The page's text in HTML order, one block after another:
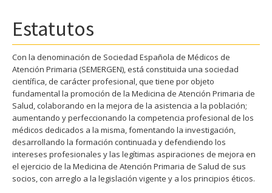
Estatutos
Con la denominación de Sociedad Española de Médicos de
Atención Primaria (SEMERGEN), está constituida una sociedad
científica, de carácter profesional, que tiene por objeto
fundamental la promoción de la Medicina de Atención Primaria de
Salud, colaborando en la mejora de la asistencia a la población;
aumentando y perfeccionando la competencia profesional de los
médicos dedicados a la misma, fomentando la investigación,
desarrollando la formación continuada y defendiendo los
intereses profesionales y las legítimas aspiraciones de mejora en
el ejercicio de la Medicina de Atención Primaria de Salud de sus
socios, con arreglo a la legislación vigente y a los principios éticos.